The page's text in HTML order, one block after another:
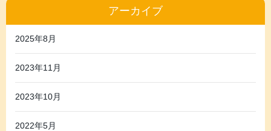
アーカイブ
2025年8月
2023年11月
2023年10月
2022年5月